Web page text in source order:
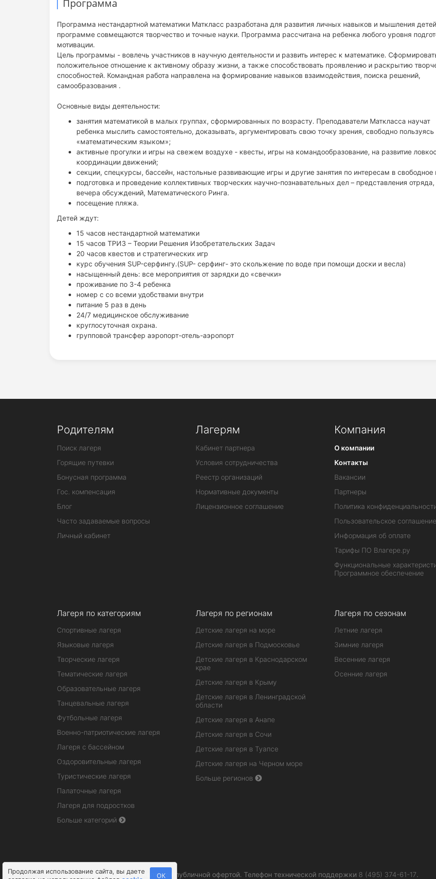
Программа
Программа нестандартной математики Маткласс разработана для развития личных навыков и мышления
программе совмещаются творчество и точные науки. Программа рассчитана на ребенка любого уровня
мотивации.
Цель программы - вовлечь участников в научную деятельности и развить интерес к математике.
положительное отношение к активному образу жизни, а также способствовать проявлению и раскрытию
способностей. Командная работа направлена на формирование навыков взаимодействия, поиска решений,
самообразования .
Основные виды деятельности:
занятия математикой в малых группах, сформированных по возрасту. Преподаватели Маткласса научат
ребенка мыслить самостоятельно, доказывать, аргументировать свою точку зрения, свободно пользуясь
«математическим языком»;
активные прогулки и игры на свежем воздухе - квесты, игры на командообразование, на развитие
координации движений;
секции, спецкурсы, бассейн, настольные развивающие игры и другие занятия по интересам в свободное
подготовка и проведение коллективных творческих научно-познавательных дел – представления отряда,
вечера обсуждений, Математического Ринга.
посещение пляжа.
Детей ждут:
15 часов нестандартной математики
15 часов ТРИЗ – Теории Решения Изобретательских Задач
20 часов квестов и стратегических игр
курс обучения SUP-серфингу.(SUP- серфинг- это скольжение по воде при помощи доски и весла)
насыщенный день: все мероприятия от зарядки до «свечки»
проживание по 3-4 ребенка
номер с со всеми удобствами внутри
питание 5 раз в день
24/7 медицинское обслуживание
круглосуточная охрана.
групповой трансфер аэропорт-отель-аэропорт
Продолжая использование сайта, вы даете
ОК
Родителям
Поиск лагеря
Горящие путевки
Бонусная программа
Гос. компенсация
Блог
Часто задаваемые вопросы
Личный кабинет
Лагерям
Кабинет партнера
Условия сотрудничества
Реестр организаций
Нормативные документы
Лицензионное соглашение
Компания
О компании
Контакты
Вакансии
Партнеры
Политика
Пользовательское соглашение
Информация об оплате
Тарифы ПО Влагере.ру
Функциональные
Программное обеспечение
Лагеря по категориям
Спортивные лагеря
Языковые лагеря
Творческие лагеря
Тематические лагеря
Образовательные лагеря
Танцевальные лагеря
Футбольные лагеря
Военно-патриотические лагеря
Лагеря с бассейном
Оздоровительные лагеря
Туристические лагеря
Палаточные лагеря
Лагеря для подростков
Больше категорий
Лагеря по регионам
Детские лагеря на море
Детские лагеря в Подмосковье
Детские лагеря в Краснодарском
крае
Детские лагеря в Крыму
Детские лагеря в Ленинградской
области
Детские лагеря в Анапе
Детские лагеря в Сочи
Детские лагеря в Туапсе
Детские лагеря на Черном море
Больше регионов
Лагеря по сезонам
Летние лагеря
Зимние лагеря
Весенние лагеря
Осенние лагеря
Информация на сайте не является публичной офертой. Телефон технической поддержки 8 (495) 374-61-17.